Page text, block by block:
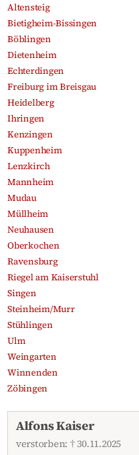
Altensteig
Bietigheim-Bissingen
Böblingen
Dietenheim
Echterdingen
Freiburg im Breisgau
Heidelberg
Ihringen
Kenzingen
Kuppenheim
Lenzkirch
Mannheim
Mudau
Müllheim
Neuhausen
Oberkochen
Ravensburg
Riegel am Kaiserstuhl
Singen
Steinheim/Murr
Stühlingen
Ulm
Weingarten
Winnenden
Zöbingen
Aktuelle Traueranzeigen
Alfons Kaiser
verstorben: † 30.11.2025